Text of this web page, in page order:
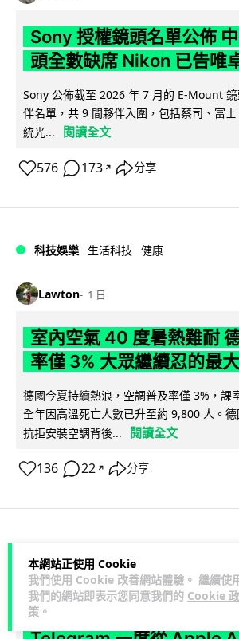
本網站正使用 Cookie
我們使用 Cookie 改善網站體驗。 繼續使
我們的網站即表示您同意我們的 Cookie 政
策 。
Sony 授權鏡頭名單公佈
頭全數缺席 Nikon 已告唯
Sony 公佈截至 2026 年 7 月的 E-Mount
伴名單，共 9 間夥伴入圍，包括蔡司、富
統光...
閱讀全文
576 173 ↗ 分享
科技娛樂 生活科技 健康
Lawton 1 日
室內空氣 40 度暑熱難耐
率僅 3% 大眾繼續忍的最
德國今夏持續熱浪，空調普及率僅 3%，課
全年因高溫死亡人數已升至約 9,800 人。
抗拒安裝空調背後...
閱讀全文
136 22 ↗ 分享
Lawton 1 日